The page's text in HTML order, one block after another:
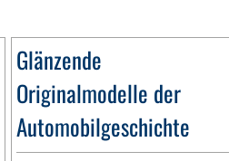
Glänzende
Originalmodelle der
Automobilgeschichte